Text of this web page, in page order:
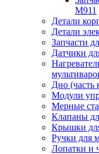
M911
Детали
Детали
Запчасти
Датчики
Дно (часть
Модули
Мерные
Клапаны
Крышки
Ручки для
Лопатки и